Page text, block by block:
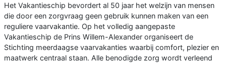
Het Vakantieschip bevordert al 50 jaar het welzijn van mensen
die door een zorgvraag geen gebruik kunnen maken van een
reguliere vaarvakantie. Op het volledig aangepaste
Vakantieschip de Prins Willem-Alexander organiseert de
Stichting meerdaagse vaarvakanties waarbij comfort, plezier en
maatwerk centraal staan. Alle benodigde zorg wordt verleend